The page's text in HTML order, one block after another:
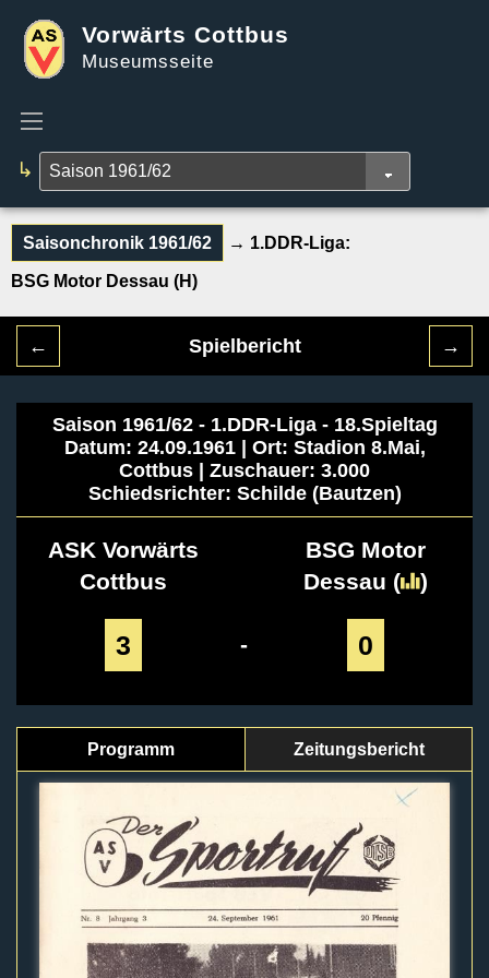
Vorwärts Cottbus
Museumsseite
↳
Saisonchronik 1961/62 → 1.DDR-Liga:
BSG Motor Dessau (H)
← Spielbericht →
Saison 1961/62 - 1.DDR-Liga - 18.Spieltag
Datum: 24.09.1961 | Ort: Stadion 8.Mai,
Cottbus | Zuschauer: 3.000
Schiedsrichter: Schilde (Bautzen)
ASK Vorwärts
Cottbus
BSG Motor
Dessau ( )
3 - 0
Programm Zeitungsbericht